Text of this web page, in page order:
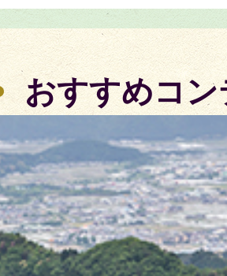
おすすめコ